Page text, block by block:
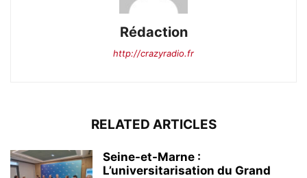
Rédaction
http://crazyradio.fr
RELATED ARTICLES
Seine-et-Marne :
L’universitarisation du Grand